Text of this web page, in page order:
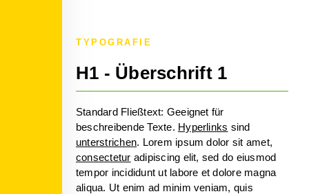
TYPOGRAFIE
H1 - Überschrift 1
Standard Fließtext: Geeignet für
beschreibende Texte. Hyperlinks sind
unterstrichen. Lorem ipsum dolor sit amet,
consectetur adipiscing elit, sed do eiusmod
tempor incididunt ut labore et dolore magna
aliqua. Ut enim ad minim veniam, quis